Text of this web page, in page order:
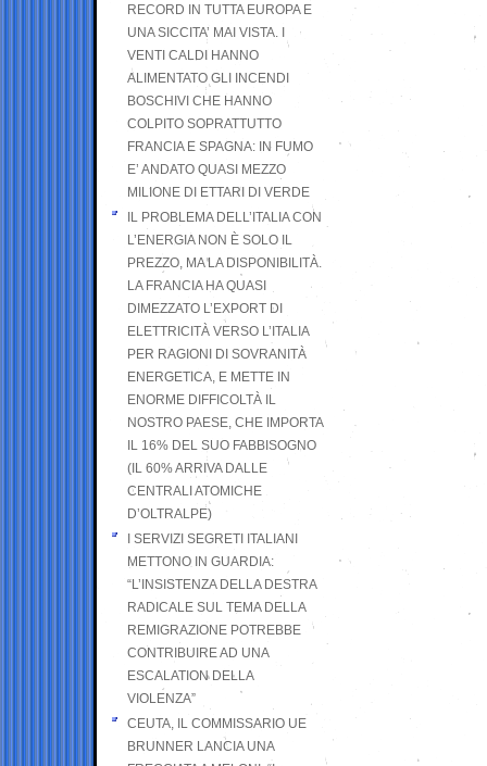
RECORD IN TUTTA EUROPA E
UNA SICCITA’ MAI VISTA. I
VENTI CALDI HANNO
ALIMENTATO GLI INCENDI
BOSCHIVI CHE HANNO
COLPITO SOPRATTUTTO
FRANCIA E SPAGNA: IN FUMO
E’ ANDATO QUASI MEZZO
MILIONE DI ETTARI DI VERDE
IL PROBLEMA DELL’ITALIA CON
L’ENERGIA NON È SOLO IL
PREZZO, MA LA DISPONIBILITÀ.
LA FRANCIA HA QUASI
DIMEZZATO L’EXPORT DI
ELETTRICITÀ VERSO L’ITALIA
PER RAGIONI DI SOVRANITÀ
ENERGETICA, E METTE IN
ENORME DIFFICOLTÀ IL
NOSTRO PAESE, CHE IMPORTA
IL 16% DEL SUO FABBISOGNO
(IL 60% ARRIVA DALLE
CENTRALI ATOMICHE
D’OLTRALPE)
I SERVIZI SEGRETI ITALIANI
METTONO IN GUARDIA:
“L’INSISTENZA DELLA DESTRA
RADICALE SUL TEMA DELLA
REMIGRAZIONE POTREBBE
CONTRIBUIRE AD UNA
ESCALATION DELLA
VIOLENZA”
CEUTA, IL COMMISSARIO UE
BRUNNER LANCIA UNA